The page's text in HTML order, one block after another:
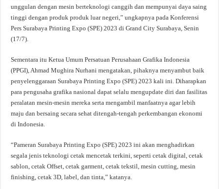
unggulan dengan mesin berteknologi canggih dan mempunyai daya saing
tinggi dengan produk produk luar negeri,” ungkapnya pada Konferensi
Pers Surabaya Printing Expo (SPE) 2023 di Grand City Surabaya, Senin
(17/7).
Sementara itu Ketua Umum Persatuan Perusahaan Grafika Indonesia
(PPGI), Ahmad Mughira Nurhani mengatakan, pihaknya menyambut baik
penyelenggaraan Surabaya Printing Expo (SPE) 2023 kali ini. Diharapkan
para pengusaha grafika nasional dapat selalu mengupdate diri dan fasilitas
peralatan mesin-mesin mereka serta mengambil manfaatnya agar lebih
maju dan bersaing secara sehat ditengah-tengah perkembangan ekonomi
di Indonesia.
“Pameran Surabaya Printing Expo (SPE) 2023 ini akan menghadirkan
segala jenis teknologi cetak mencetak terkini, seperti cetak digital, cetak
sablon, cetak Offset, cetak garment, cetak tekstil, mesin cutting, mesin
finishing, cetak 3D, label, dan tinta,” katanya.